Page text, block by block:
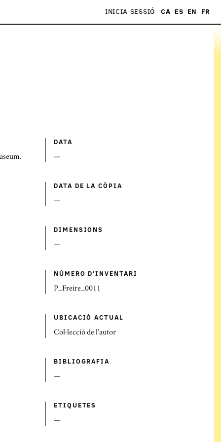
INICIA SESSIÓ CA ES EN FR
DATA
—
DATA DE LA CÒPIA
—
DIMENSIONS
—
NÚMERO D'INVENTARI
P_Freire_0011
UBICACIÓ ACTUAL
Col·lecció de l'autor
BIBLIOGRAFIA
—
ETIQUETES
—